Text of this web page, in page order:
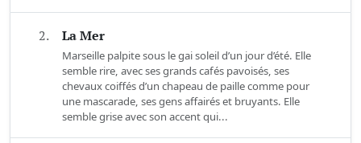
2. La Mer
Marseille palpite sous le gai soleil d’un jour d’été. Elle
semble rire, avec ses grands cafés pavoisés, ses
chevaux coiffés d’un chapeau de paille comme pour
une mascarade, ses gens affairés et bruyants. Elle
semble grise avec son accent qui...